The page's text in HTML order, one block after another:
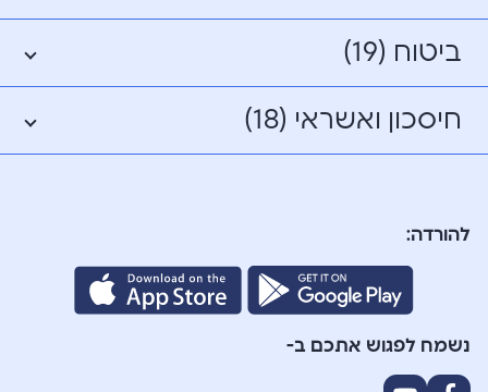
ביטוח (19)
חיסכון ואשראי (18)
להורדה:
נשמח לפגוש אתכם ב-